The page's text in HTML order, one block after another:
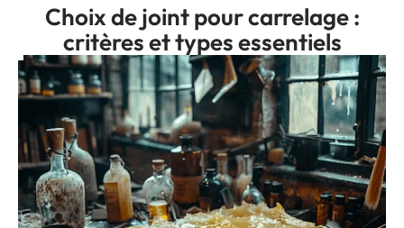
Choix de joint pour carrelage :
critères et types essentiels